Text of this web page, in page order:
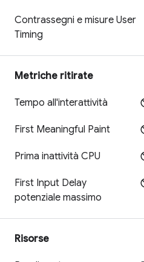
Contrassegni e misure User
Timing
Metriche ritirate
Tempo all'interattività
First Meaningful Paint
Prima inattività CPU
First Input Delay
potenziale massimo
Risorse